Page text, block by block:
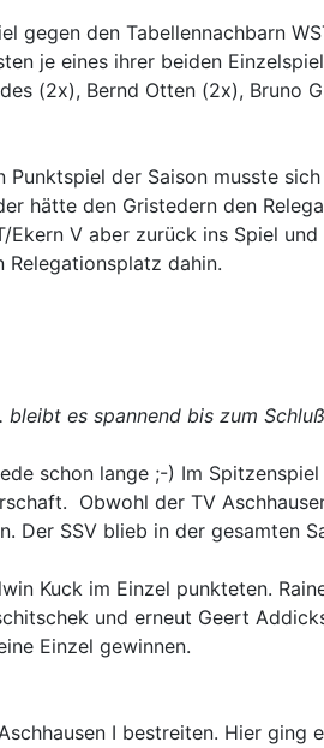
den Tabellennachbarn
je eines ihrer beiden
(2x), Bernd Otten (2x), Bruno
der Saison musste
hätte den Gristedern den
Ekern V aber zurück ins Spiel
Relegationsplatz dahin.
es spannend bis zum Schluß
schon lange ;-) Im
Obwohl der TV
Der SSV blieb in der gesamten
Kuck im Einzel punkteten.
und erneut Geert
Einzel gewinnen.
I bestreiten. Hier ging